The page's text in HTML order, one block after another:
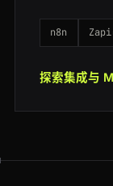
n8n
探索集成与